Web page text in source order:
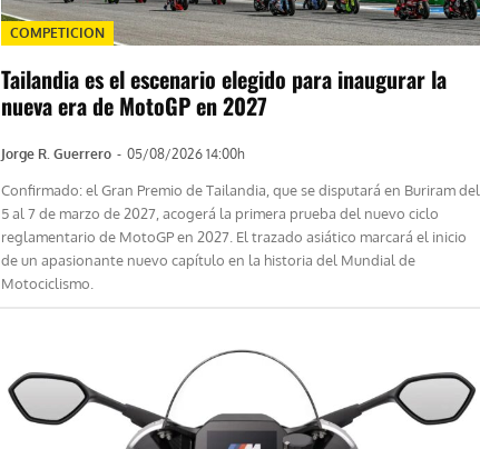
COMPETICION
Tailandia es el escenario elegido para inaugurar la
nueva era de MotoGP en 2027
Jorge R. Guerrero - 05/08/2026 14:00h
Confirmado: el Gran Premio de Tailandia, que se disputará en Buriram del
5 al 7 de marzo de 2027, acogerá la primera prueba del nuevo ciclo
reglamentario de MotoGP en 2027. El trazado asiático marcará el inicio
de un apasionante nuevo capítulo en la historia del Mundial de
Motociclismo.